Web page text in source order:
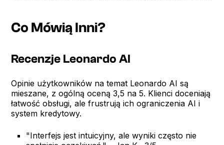
Co Mówią Inni?
Recenzje Leonardo AI
Opinie użytkowników na temat Leonardo AI są
mieszane, z ogólną oceną 3,5 na 5. Klienci doceniają
łatwość obsługi, ale frustrują ich ograniczenia AI i
system kredytowy.
"Interfejs jest intuicyjny, ale wyniki często nie